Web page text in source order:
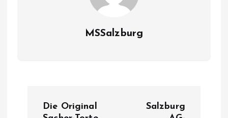
MSSalzburg
Die Original
Salzburg